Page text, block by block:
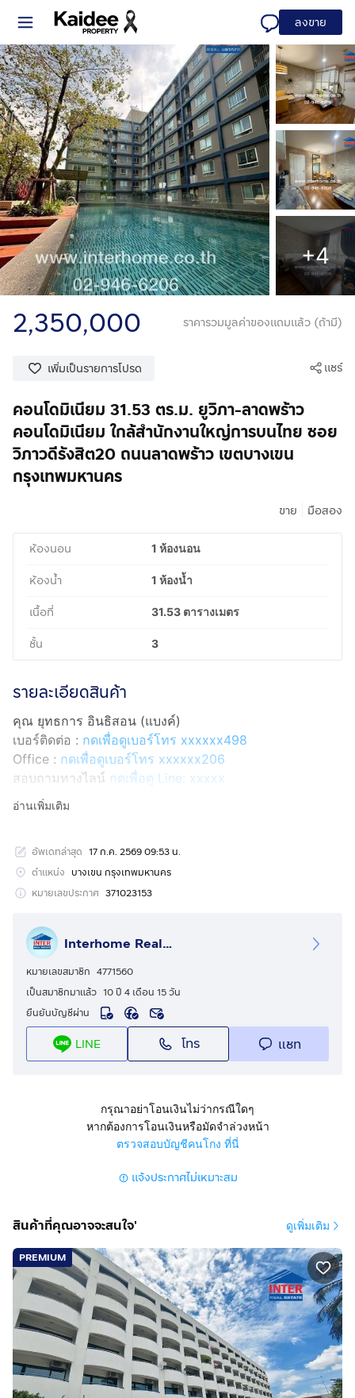
ลงขาย
+4
2,350,000 ราคารวมมูลค่าของแถมแล้ว (ถ้ามี)
เพิ่มเป็นรายการโปรด แชร์
คอนโดมิเนียม 31.53 ตร.ม. ยูวิภา-ลาดพร้าว
คอนโดมิเนียม ใกล้สำนักงานใหญ่การบนไทย ซอย
วิภาวดีรังสิต20 ถนนลาดพร้าว เขตบางเขน
กรุงเทพมหานคร
ขาย มือสอง
ห้องนอน 1 ห้องนอน
ห้องน้ำ 1 ห้องน้ำ
เนื้อที่ 31.53 ตารางเมตร
ชั้น 3
รายละเอียดสินค้า
คุณ ยุทธการ อินธิสอน (แบงค์)
เบอร์ติดต่อ : กดเพื่อดูเบอร์โทร xxxxxx498
Office : กดเพื่อดูเบอร์โทร xxxxxx206
สอบถามทางไลน์ กดเพื่อดู Line: xxxxx
Line ID: @interhome
ขนาด 31.53 ตร.ม.
ที่ตั้ง : ยูวิภา-ลาดพร้าว คอนโดมิเนียม ถ.วิภาวดีรังสิต เขต
รายละเอียด
ใกล้สำนักงานใหญ่การบินไทย ตลาดลุงเพิ่ม เซ็นทรัล
ลาดพร้าว ยูเนี่ยนมอลล์ JJ mall
คอนโด ยู วิภา-ลาดพร้าว ( U Vibha – Ladprao ) ขาย
คอนโดมิเนียม
วิภาวดีรังสิต20 ถนนวิภาวดี ถนนลาดพร้าว แขวงลาดยาว
(บางซื่อฝั่งหนือ) เขตบางเขน (บางซื่อ) กรุงเทพมหานคร
มีแอร์ 2 ตัว ที่จอดรถ 1 คัน ม่าน
การตกแต่ง
เฟอร์นิเจอร์บิวท์อิน ตกแต่งทั้งห้อง ( พร้อมอยู่ )
เครื่องใช้ไฟฟ้า
ทำเลดีสถานที่ใกล้เคียง
ใกล้สำนักงานใหญ่การบินไทย ตลาดลุงเพิ่ม เซ็นทรัล
ลาดพร้าว ยูเนี่ยนมอลล์ JJ mall ตลาดนัดจตุจักร สวนจตุจักร
สถานีโทรทัศน์กองทัพบกช่อง 7 โรงเรียนหอวัง โรงเรียนแย้ม
สะอาด
อ่านเพิ่มเติม
อัพเดทล่าสุด 17 ก.ค. 2569 09:53 น.
ตำแหน่ง บางเขน กรุงเทพมหานคร
หมายเลขประกาศ 371023153
Interhome Realty Estate
หมายเลขสมาชิก 4771560
เป็นสมาชิกมาแล้ว 10 ปี 4 เดือน 15 วัน
ยืนยันบัญชีผ่าน
LINE โทร แชท
กรุณาอย่าโอนเงินไม่ว่ากรณีใดๆ
หากต้องการโอนเงินหรือมัดจำล่วงหน้า
ตรวจสอบบัญชีคนโกง ที่นี่
แจ้งประกาศไม่เหมาะสม
สินค้าที่คุณอาจจะสนใจ' ดูเพิ่มเติม
PREMIUM